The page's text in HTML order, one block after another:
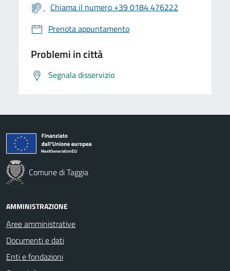
Chiama il numero +39 0184 476222
Prenota appuntamento
Problemi in città
Segnala disservizio
Comune di Taggia
AMMINISTRAZIONE
Aree amministrative
Documenti e dati
Enti e fondazioni